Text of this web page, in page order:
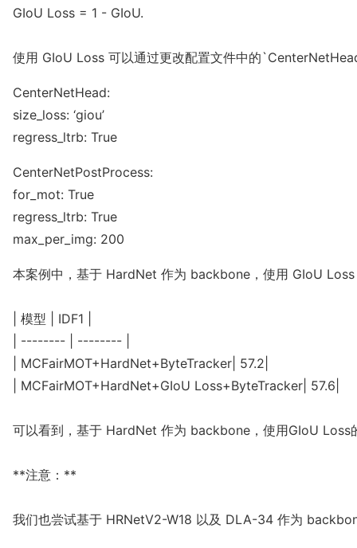
GIoU Loss = 1 - GIoU.
使用 GIoU Loss 可以通过更改配置文件中的
CenterNetHead:
size_loss: ‘giou’
regress_ltrb: True
CenterNetPostProcess:
for_mot: True
regress_ltrb: True
max_per_img: 200
本案例中，基于 HardNet 作为 backbone，使用 GIoU
| 模型 | IDF1 |
| -------- | -------- |
| MCFairMOT+HardNet+ByteTracker| 57.2|
| MCFairMOT+HardNet+GIoU Loss+ByteTracker| 57.6|
可以看到，基于 HardNet 作为 backbone，使用GIoU
**注意：**
我们也尝试基于 HRNetV2-W18 以及 DLA-34 作为